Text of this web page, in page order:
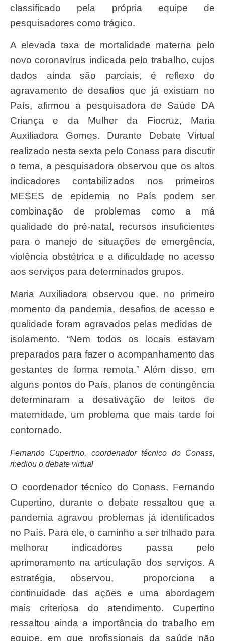
classificado pela própria equipe de
pesquisadores como trágico.
A elevada taxa de mortalidade materna pelo
novo coronavírus indicada pelo trabalho, cujos
dados ainda são parciais, é reflexo do
agravamento de desafios que já existiam no
País, afirmou a pesquisadora de Saúde DA
Criança e da Mulher da Fiocruz, Maria
Auxiliadora Gomes. Durante Debate Virtual
realizado nesta sexta pelo Conass para discutir
o tema, a pesquisadora observou que os altos
indicadores contabilizados nos primeiros
MESES de epidemia no País podem ser
combinação de problemas como a má
qualidade do pré-natal, recursos insuficientes
para o manejo de situações de emergência,
violência obstétrica e a dificuldade no acesso
aos serviços para determinados grupos.
Maria Auxiliadora observou que, no primeiro
momento da pandemia, desafios de acesso e
qualidade foram agravados pelas medidas de
isolamento. “Nem todos os locais estavam
preparados para fazer o acompanhamento das
gestantes de forma remota.” Além disso, em
alguns pontos do País, planos de contingência
determinaram a desativação de leitos de
maternidade, um problema que mais tarde foi
contornado.
Fernando Cupertino, coordenador técnico do Conass,
mediou o debate virtual
O coordenador técnico do Conass, Fernando
Cupertino, durante o debate ressaltou que a
pandemia agravou problemas já identificados
no País. Para ele, o caminho a ser trilhado para
melhorar indicadores passa pelo
aprimoramento na articulação dos serviços. A
estratégia, observou, proporciona a
continuidade das ações e uma abordagem
mais criteriosa do atendimento. Cupertino
ressaltou ainda a importância do trabalho em
equipe, em que profissionais da saúde não